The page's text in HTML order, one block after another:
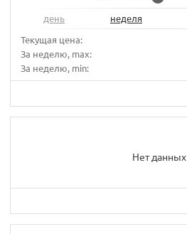
день неделя
Текущая цена:
За неделю, max:
За неделю, min:
Нет данных